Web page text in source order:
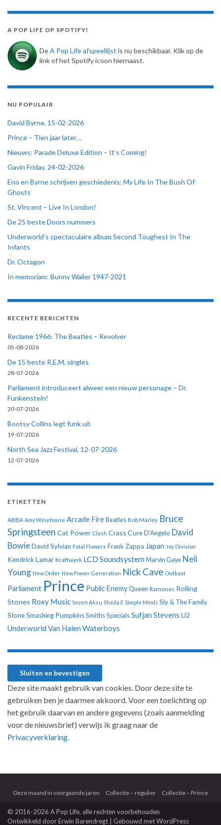
A POP LIFE OP SPOTIFY!
DeA Pop Life afspeellijst is nu beschikbaar. Klik op de
link of het Spotify icoon hiernaast.
NU POPULAIR
David Byrne, 15-02-2026
Prince – Tien jaar later…
Nieuws: Parade Deluxe Edition – It’s Coming!
Gavin Friday, 24-02-2026
Eno en Byrne schrijven geschiedenis: My Life In The Bush Of
Ghosts
St. Vincent – Live In London!
De 25 beste Doors nummers
Underworld’s spectaculaire album Second Toughest In The
Infants
Dr. Octagon
In memoriam: Bunny Wailer 1947-2021
RECENTE BERICHTEN
Reclame 1966: The Beatles – Revolver
05-08-2026
De 15 beste R.E.M. singles
28-07-2026
Parliament introduceert alweer een nieuw personage – Dr.
Funkenstein!
20-07-2026
Bootsy Collins legt funk uit
19-07-2026
North Sea Jazz Festival, 12-07-2026
12-07-2026
ETIKETTEN
ABBA Amy Winehouse Arcade Fire Beatles Bob Marley Bruce
Springsteen Cat Power Clash Crass CureD'Angelo David
BowieDavid Sylvian Fatal Flowers Frank Zappa Japan Joy Division
Kendrick Lamar Kraftwerk LCD Soundsystem Marvin Gaye Neil
Young New Order New Power Generation Nick Cave Outkast
Parliament Prince Public EnemyQueen Ramones Rolling
Stones Roxy Music Sezen Aksu Sheila E Simple Minds Sly & The Family
StoneSmashing PumpkinsSmithsSpecialsSufjan Stevens U2
Underworld Van Halen Waterboys
Deze site maakt gebruik van cookies. Door deze site te
gebruiken ben je daarmee akkoord. Voor een toelichting op
het gebruik daarvan en andere gegevens (zoals aanmelding
voor de nieuwsbrief) verwijs ik graag naar de
Privacyverklaring.
Deze maand in voorgaande jaren Collectie – regulier Collectie – Prince
© 2016-2026 A Pop Life, alle rechten voorbehouden
Ontwikkeld doorErwin Barendregt | Gebouwd metWordPress